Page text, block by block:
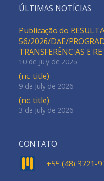
ÚLTIMAS NOTÍCIAS
Publicação do
56/2026/DAE/
TRANSFERÊNCIAS E
10 de July de 2026
(no title)
9 de July de 2026
(no title)
3 de July de 2026
CONTATO
+55 (48) 3721-